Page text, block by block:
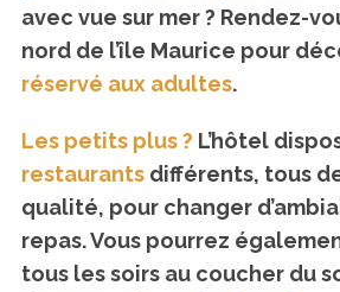
avec vue sur mer ? Rendez-
nord de l’île Maurice pour
réservé aux adultes.
Les petits plus ? L’hôtel
restaurantsdifférents, tous
qualité, pour changer
repas. Vous pourrez
tous les soirs au coucher du